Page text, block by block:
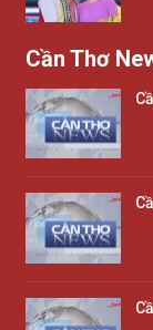
Cần Thơ